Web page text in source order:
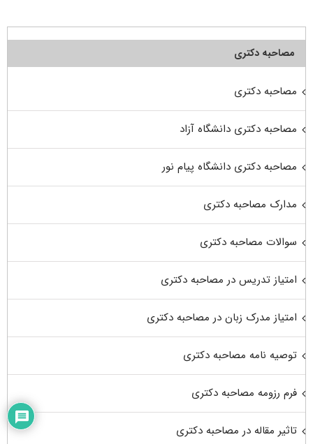
مصاحبه دکتری
مصاحبه دکتری
مصاحبه دکتری دانشگاه آزاد
مصاحبه دکتری دانشگاه پیام نور
مدارک مصاحبه دکتری
سوالات مصاحبه دکتری
امتیاز تدریس در مصاحبه دکتری
امتیاز مدرک زبان در مصاحبه دکتری
توصیه نامه مصاحبه دکتری
فرم رزومه مصاحبه دکتری
تاثیر مقاله در مصاحبه دکتری